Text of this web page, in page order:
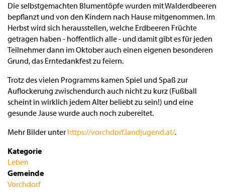
Die selbstgemachten Blumentöpfe wurden mit Walderdbeeren
bepflanzt und von den Kindern nach Hause mitgenommen. Im
Herbst wird sich herausstellen, welche Erdbeeren Früchte
getragen haben - hoffentlich alle - und damit gibt es für jeden
Teilnehmer dann im Oktober auch einen eigenen besonderen
Grund, das Erntedankfest zu feiern.
Trotz des vielen Programms kamen Spiel und Spaß zur
Auflockerung zwischendurch auch nicht zu kurz (Fußball
scheint in wirklich jedem Alter beliebt zu sein!) und eine
gesunde Jause wurde auch noch zubereitet.
Mehr Bilder unter https://vorchdorf.landjugend.at/.
Kategorie
Leben
Gemeinde
Vorchdorf